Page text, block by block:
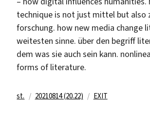
technique is not just mittel but also
forschung. how new media change
weitesten sinne. über den begriff
dem was sie auch sein kann.
forms of literature.
Autor
st.
Veröffentlicht
20210814 (20.22) Kategorien
EXIT